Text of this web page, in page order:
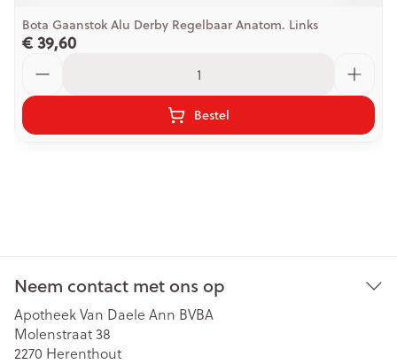
Bota Gaanstok Alu Derby Regelbaar Anatom. Links
€ 39,60
Bestel
Neem contact met ons op
Apotheek Van Daele Ann BVBA
Molenstraat 38
2270 Herenthout